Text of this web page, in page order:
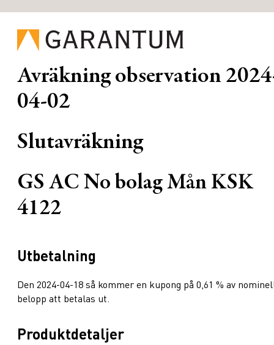
Avräkning observation
04-02
Slutavräkning
GS AC No bolag Mån KSK
4122
Utbetalning
Den 2024-04-18 så kommer en kupong på 0,61 % av
belopp att betalas ut.
Produktdetaljer